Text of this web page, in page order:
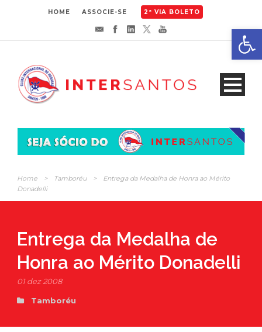
HOME ASSOCIE-SE 2ª VIA BOLETO
Home > Tamboréu >
Entrega da Medalha de Honra ao Mérito
Donadelli
Entrega da Medalha de
Honra ao Mérito Donadelli
01 dez 2008
Tamboréu
Abrir